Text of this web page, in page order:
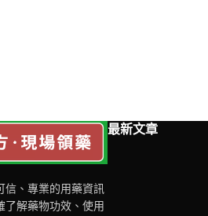
信、專業的用藥資訊
了解藥物功效、使用
最新文章